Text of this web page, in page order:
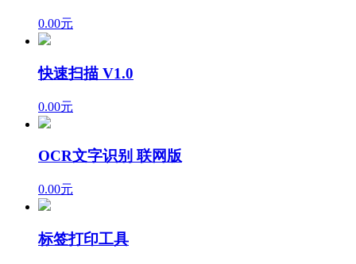
0.00元
快速扫描 V1.0
0.00元
OCR文字识别 联网版
0.00元
标签打印工具